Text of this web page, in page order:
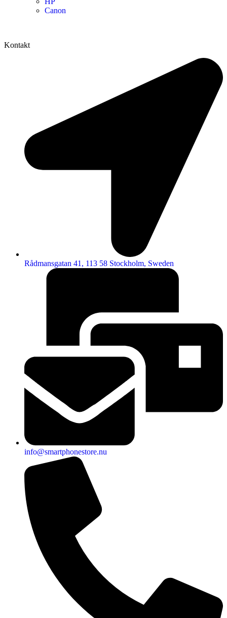
Canon
Kontakt
Rådmansgatan 41, 113 58 Stockholm, Sweden
info@smartphonestore.nu